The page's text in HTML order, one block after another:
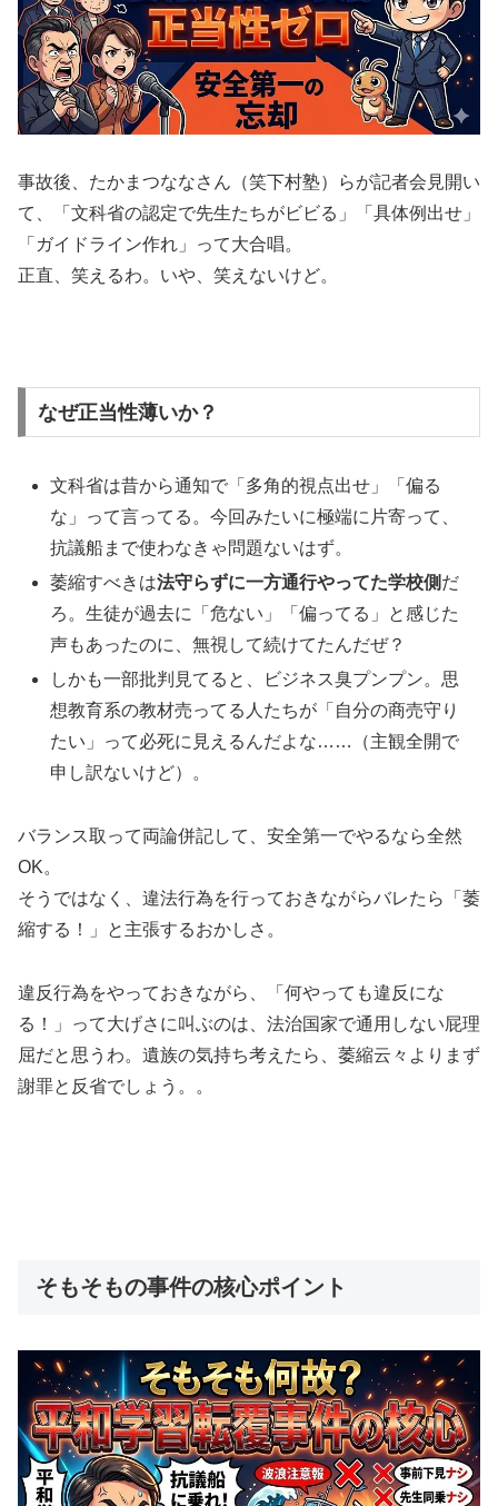
事故後、たかまつななさん（笑下村塾）らが記者会見開い
て、「文科省の認定で先生たちがビビる」「具体例出せ」
「ガイドライン作れ」って大合唱。
正直、笑えるわ。いや、笑えないけど。
なぜ正当性薄いか？
文科省は昔から通知で「多角的視点出せ」「偏る
な」って言ってる。今回みたいに極端に片寄って、
抗議船まで使わなきゃ問題ないはず。
萎縮すべきは法守らずに一方通行やってた学校側 だ
ろ。生徒が過去に「危ない」「偏ってる」と感じた
声もあったのに、無視して続けてたんだぜ？
しかも一部批判見てると、ビジネス臭プンプン。思
想教育系の教材売ってる人たちが「自分の商売守り
たい」って必死に見えるんだよな……（主観全開で
申し訳ないけど）。
バランス取って両論併記して、安全第一でやるなら全然
OK。
そうではなく、違法行為を行っておきながらバレたら「萎
縮する！」と主張するおかしさ。
違反行為をやっておきながら、「何やっても違反にな
る！」って大げさに叫ぶのは、法治国家で通用しない屁理
屈だと思うわ。遺族の気持ち考えたら、萎縮云々よりまず
謝罪と反省でしょう。。
そもそもの事件の核心ポイント